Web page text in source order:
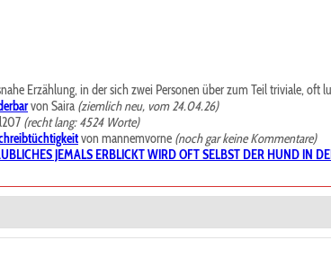
Erzählung, in der sich zwei Personen über zum Teil triviale, oft
von Saira (ziemlich neu, vom 24.04.26)
(recht lang: 4524 Worte)
von mannemvorne (noch gar keine Kommentare)
JEMALS ERBLICKT WIRD OFT SELBST DER HUND IN